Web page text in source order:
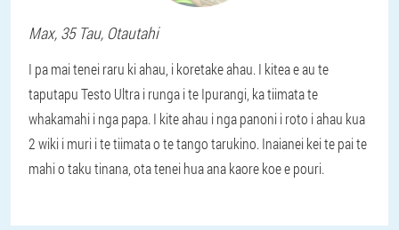
Max, 35 Tau, Otautahi
I pa mai tenei raru ki ahau, i koretake ahau. I kitea e au te
taputapu Testo Ultra i runga i te Ipurangi, ka tiimata te
whakamahi i nga papa. I kite ahau i nga panoni i roto i ahau kua
2 wiki i muri i te tiimata o te tango tarukino. Inaianei kei te pai te
mahi o taku tinana, ota tenei hua ana kaore koe e pouri.